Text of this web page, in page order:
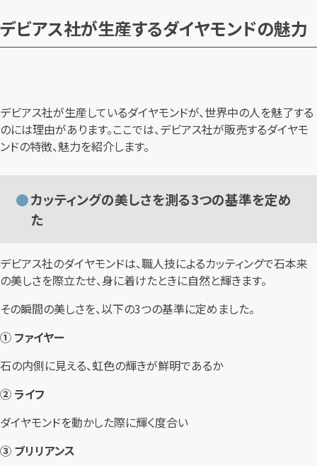
デビアス社が生産するダイヤモンドの魅力
デビアス社が生産しているダイヤモンドが、世界中の人を魅了する
のには理由があります。ここでは、デビアス社が販売するダイヤモ
ンドの特徴、魅力を紹介します。
カッティングの美しさを測る3つの基準を定め
た
デビアス社のダイヤモンドは、職人技によるカッティングで石本来
の美しさを際立たせ、身に着けたときに自然と輝きます。
その瞬間の美しさを、以下の3つの基準に定めました。
① ファイヤー
石の内側に見える、虹色の輝きが鮮明であるか
② ライフ
ダイヤモンドを動かした際に輝く度合い
③ ブリリアンス